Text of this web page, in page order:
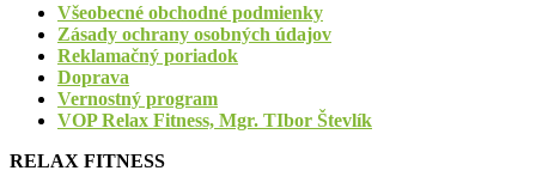
Všeobecné obchodné podmienky
Zásady ochrany osobných údajov
Reklamačný poriadok
Doprava
Vernostný program
VOP Relax Fitness, Mgr. TIbor Števlík
RELAX FITNESS